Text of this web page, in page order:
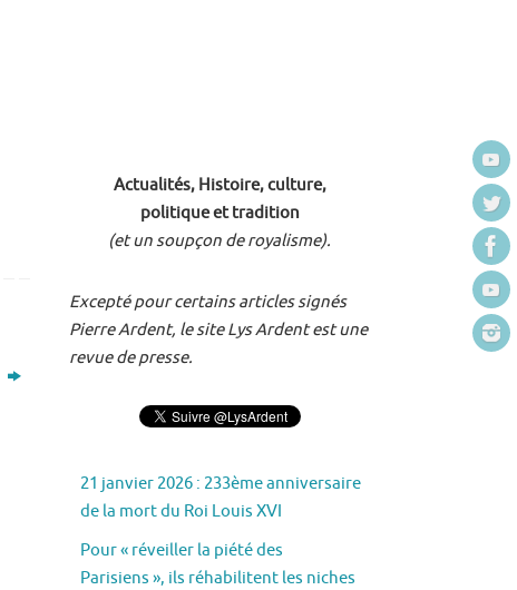
Actualités, Histoire, culture,
politique et tradition
(et un soupçon de royalisme).
Excepté pour certains articles signés
Pierre Ardent, le site Lys Ardent est une
revue de presse.
21 janvier 2026 : 233ème anniversaire
de la mort du Roi Louis XVI
Pour « réveiller la piété des
Parisiens », ils réhabilitent les niches